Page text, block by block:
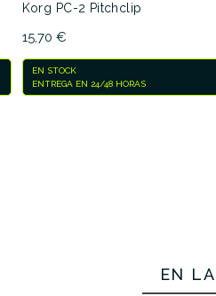
Korg PC-2 Pitchclip
15,70 €
EN STOCK
ENTREGA EN 24/48 HORAS
EN